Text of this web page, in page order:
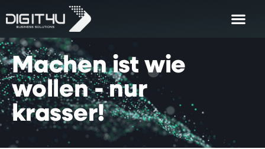
Machen ist wie
wollen - nur
krasser!